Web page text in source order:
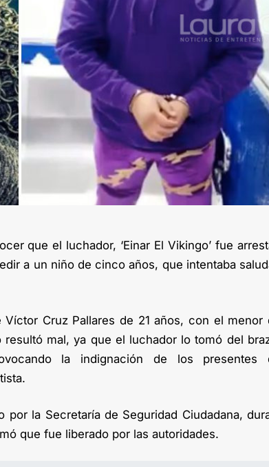
que el luchador, ‘Einar El Vikingo’ fue
a un niño de cinco años, que intentaba
Cruz Pallares de 21 años, con el menor
mal, ya que el luchador lo tomó del
la indignación de los presentes
por la Secretaría de Seguridad Ciudadana,
que fue liberado por las autoridades.